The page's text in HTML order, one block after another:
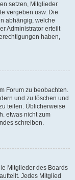
setzen, Mitglieder
vergeben usw. Die
abhängig, welche
Administrator erteilt
haben,
Forum zu beobachten.
und zu löschen und
teilen. Üblicherweise
etwas nicht zum
schreiben.
Mitglieder des Boards
Jedes Mitglied